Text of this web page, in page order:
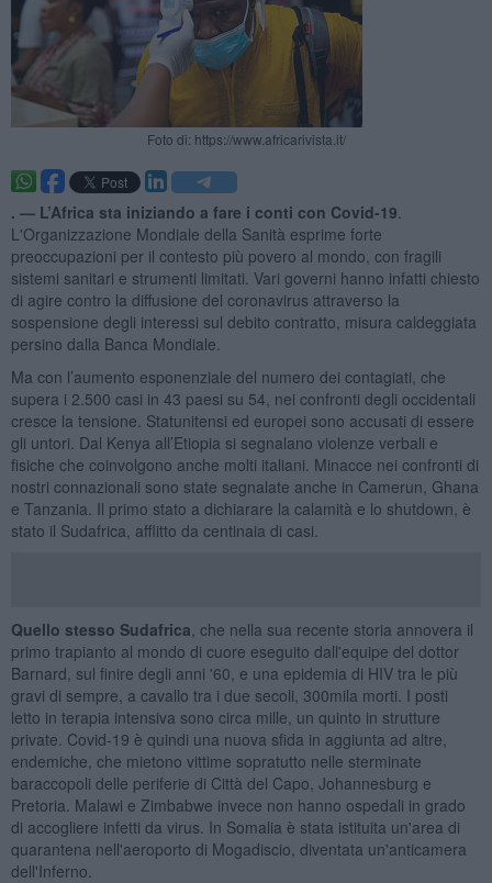
Foto di: https://www.africarivista.it/
. — L’Africa sta iniziando a fare i conti con Covid-19
L'Organizzazione Mondiale della Sanità esprime forte
preoccupazioni per il contesto più povero al mondo, con fragili
sistemi sanitari e strumenti limitati. Vari governi hanno infatti chiesto
di agire contro la diffusione del coronavirus attraverso la
sospensione degli interessi sul debito contratto, misura caldeggiata
persino dalla Banca Mondiale.
Ma con l’aumento esponenziale del numero dei contagiati, che
supera i 2.500 casi in 43 paesi su 54, nei confronti degli occidentali
cresce la tensione. Statunitensi ed europei sono accusati di essere
gli untori. Dal Kenya all’Etiopia si segnalano violenze verbali e
fisiche che coinvolgono anche molti italiani. Minacce nei confronti di
nostri connazionali sono state segnalate anche in Camerun, Ghana
e Tanzania. Il primo stato a dichiarare la calamità e lo shutdown, è
stato il Sudafrica, afflitto da centinaia di casi.
Quello stesso Sudafrica , che nella sua recente storia annovera il
primo trapianto al mondo di cuore eseguito dall'equipe del dottor
Barnard, sul finire degli anni '60, e una epidemia di HIV tra le più
gravi di sempre, a cavallo tra i due secoli, 300mila morti. I posti
letto in terapia intensiva sono circa mille, un quinto in strutture
private. Covid-19 è quindi una nuova sfida in aggiunta ad altre,
endemiche, che mietono vittime sopratutto nelle sterminate
baraccopoli delle periferie di Città del Capo, Johannesburg e
Pretoria. Malawi e Zimbabwe invece non hanno ospedali in grado
di accogliere infetti da virus. In Somalia è stata istituita un'area di
quarantena nell'aeroporto di Mogadiscio, diventata un'anticamera
dell'Inferno.